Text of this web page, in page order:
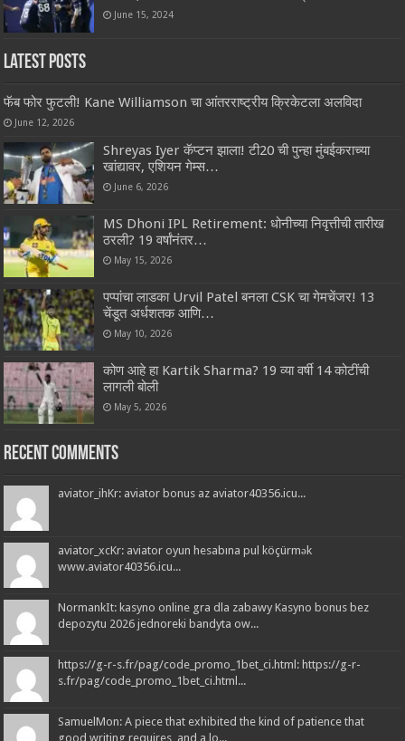
June 15, 2024
Latest Posts
फॅब फोर फुटली! Kane Williamson चा आंतरराष्ट्रीय क्रिकेटला अलविदा
June 12, 2026
Shreyas Iyer कॅप्टन झाला! टी20 ची पुन्हा मुंबईकराच्या
खांद्यावर, एशियन गेम्स…
June 6, 2026
MS Dhoni IPL Retirement: धोनीच्या निवृत्तीची तारीख
ठरली? 19 वर्षांनंतर…
May 15, 2026
पप्पांचा लाडका Urvil Patel बनला CSK चा गेमचेंजर! 13
चेंडूत अर्धशतक आणि…
May 10, 2026
कोण आहे हा Kartik Sharma? 19 व्या वर्षी 14 कोटींची
लागली बोली
May 5, 2026
Recent Comments
aviator_ihKr: aviator bonus az aviator40356.icu...
aviator_xcKr: aviator oyun hesabına pul köçürmək
www.aviator40356.icu...
NormankIt: kasyno online gra dla zabawy Kasyno bonus bez
depozytu 2026 jednoreki bandyta ow...
https://g-r-s.fr/pag/code_promo_1bet_ci.html: https://g-r-
s.fr/pag/code_promo_1bet_ci.html...
SamuelMon: A piece that exhibited the kind of patience that
good writing requires, and a lo...